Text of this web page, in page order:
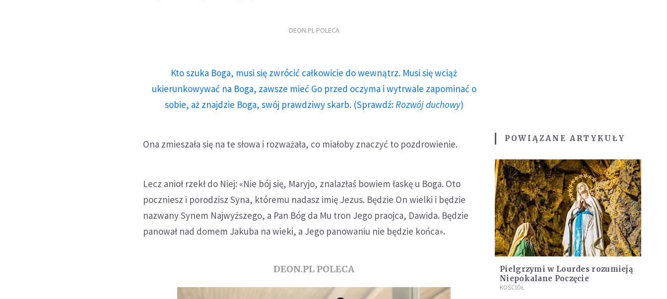
DEON.PL POLECA
Kto szuka Boga, musi się zwrócić całkowicie do wewnątrz. Musi się wciąż
ukierunkowywać na Boga, zawsze mieć Go przed oczyma i wytrwale zapominać o
sobie, aż znajdzie Boga, swój prawdziwy skarb. (Sprawdź: Rozwój duchowy)
Ona zmieszała się na te słowa i rozważała, co miałoby znaczyć to pozdrowienie.
Lecz anioł rzekł do Niej: «Nie bój się, Maryjo, znalazłaś bowiem łaskę u Boga. Oto
poczniesz i porodzisz Syna, któremu nadasz imię Jezus. Będzie On wielki i będzie
nazwany Synem Najwyższego, a Pan Bóg da Mu tron Jego praojca, Dawida. Będzie
panował nad domem Jakuba na wieki, a Jego panowaniu nie będzie końca».
DEON.PL POLECA
POWIĄZANE ARTYKUŁY
Pielgrzymi w Lourdes rozumieją
Niepokalane Poczęcie
KOŚCIÓŁ